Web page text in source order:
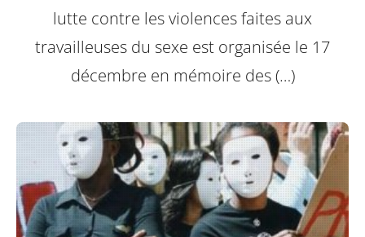
lutte contre les violences faites aux
travailleuses du sexe est organisée le 17
décembre en mémoire des (…)